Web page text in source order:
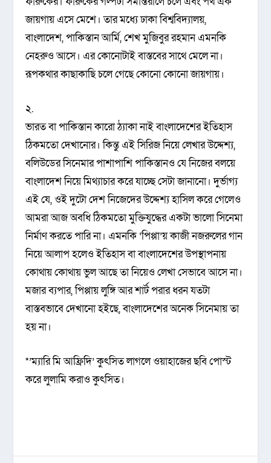
জায়গায় এসে মেশে। তার মধ্যে ঢাকা বিশ্ববিদ্যালয়,
বাংলাদেশ, পাকিস্তান আর্মি, শেখ মুজিবুর রহমান এমনকি
নেহরুও আসে। এর কোনোটাই বাস্তবের সাথে মেলে না।
রূপকথার কাছাকাছি চলে গেছে কোনো কোনো জায়গায়।
২.
ভারত বা পাকিস্তান কারো ঠ্যাকা নাই বাংলাদেশের ইতিহাস
ঠিকমতো দেখানোর। কিন্তু এই সিরিজ নিয়ে লেখার উদ্দেশ্য,
বলিউডের সিনেমার পাশাপাশি পাকিস্তানও যে নিজের বলয়ে
বাংলাদেশ নিয়ে মিথ্যাচার করে যাচ্ছে সেটা জানানো। দুর্ভাগ্য
এই যে, ওই দুটো দেশ নিজেদের উদ্দেশ্য হাসিল করে গেলেও
আমরা আজ অবধি ঠিকমতো মুক্তিযুদ্ধের একটা ভালো সিনেমা
নির্মাণ করতে পারি না। এমনকি ‘পিপ্পা’য় কাজী নজরুলের গান
নিয়ে আলাপ হলেও ইতিহাস বা বাংলাদেশের উপস্থাপনায়
কোথায় কোথায় ভুল আছে তা নিয়েও লেখা সেভাবে আসে না।
মজার ব্যপার, পিপ্পায় লুঙ্গি আর শার্ট পরার ধরন যতটা
বাস্তবভাবে দেখানো হইছে, বাংলাদেশের অনেক সিনেমায় তা
হয় না।
*’ম্যারি মি আফ্রিদি’ কুৎসিত লাগলে ওয়াহাজের ছবি পোস্ট
করে লুলামি করাও কুৎসিত।